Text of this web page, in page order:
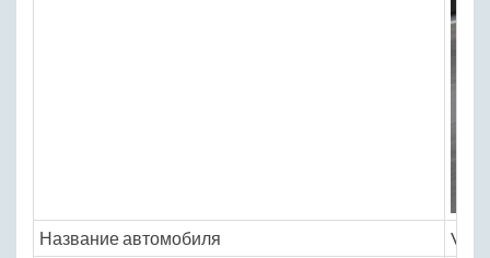
Название автомобиля